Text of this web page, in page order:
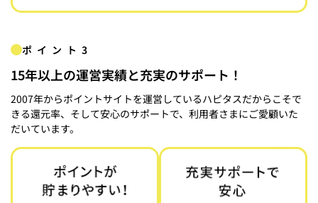
ポイント3
15年以上の運営実績と充実のサポート！
2007年からポイントサイトを運営しているハピタスだからこそで
きる還元率、そして安心のサポートで、利用者さまにご愛顧いた
だいています。